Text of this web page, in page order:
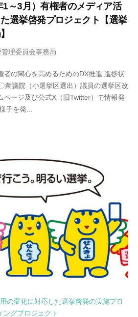
～3月）有権者のメディア活
選挙啓発プロジェクト【選挙
管理委員会事務局
者の関心を高めるためのDX推進 進捗状
衆議院（小選挙区選出）議員の選挙区改
ページ及び公式X（旧Twitter）で情報発
子を発...
の変化に対応した選挙啓発の実施プロ
ングプロジェクト